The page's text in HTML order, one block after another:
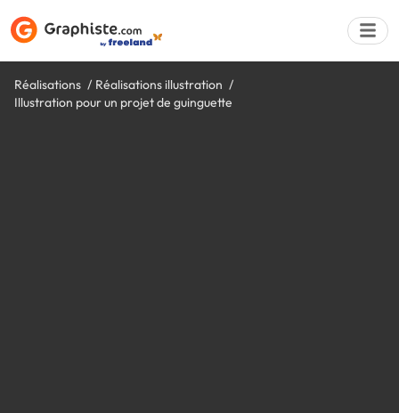
Réalisations
Réalisations illustration
Illustration pour un projet de guinguette